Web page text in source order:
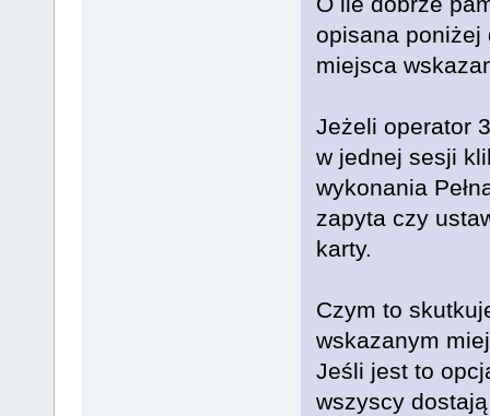
opisana poniżej
miejsca
Jeżeli operator
w jednej sesji
wykonania
zapyta czy
karty.
Czym to
wskazanym
Jeśli jest to
wszyscy